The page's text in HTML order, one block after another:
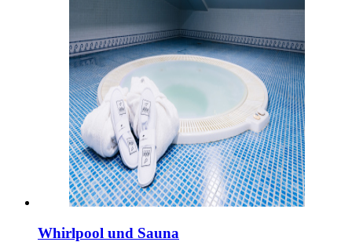
Whirlpool und Sauna